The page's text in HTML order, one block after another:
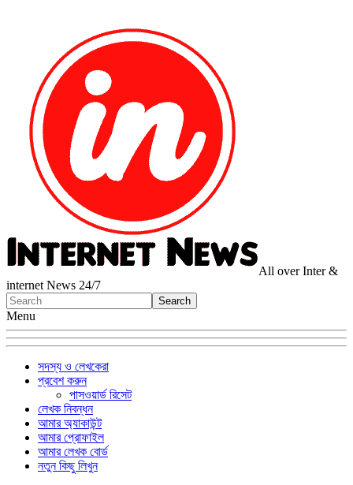
All over Inter &
internet News 24/7
Menu
সদস্য ও লেখকেরা
প্রবেশ করুন
পাসওয়ার্ড রিসেট
লেখক নিবন্ধন
আমার অ্যাকাউন্ট
আমার প্রোফাইল
আমার লেখক বোর্ড
নতুন কিছু লিখুন